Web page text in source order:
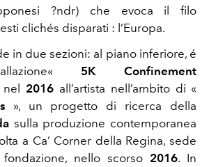
?ndr) che evoca il filo
clichés disparati : l’Europa.
in due sezioni: al piano inferiore, é
5K Confinement
nel 2016 all’artista nell’ambito di «
», un progetto di ricerca della
sulla produzione contemporanea
a Ca’ Corner della Regina, sede
nello scorso 2016. In